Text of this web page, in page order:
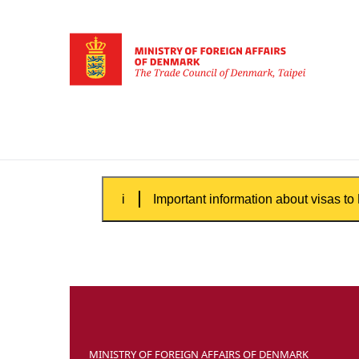
Important information about visas to
You should also be aware that
MINISTRY OF FOREIGN AFFAIRS OF DENMARK